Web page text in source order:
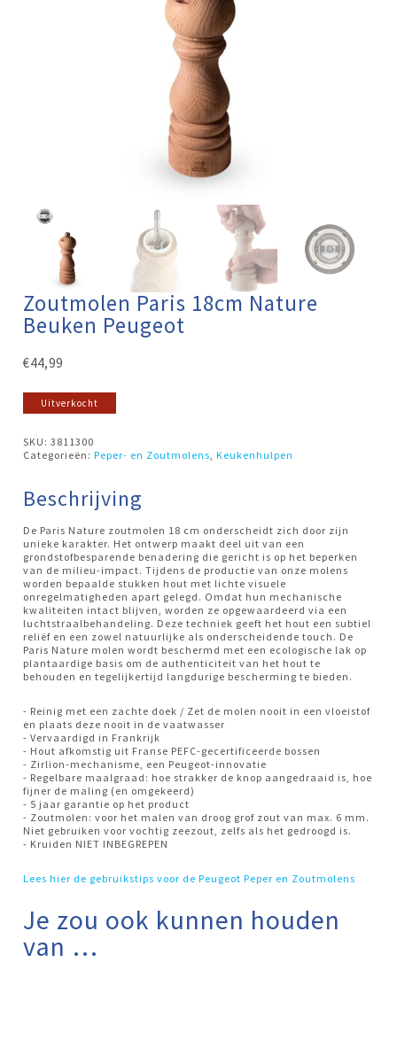
Zoutmolen Paris 18cm Nature
Beuken Peugeot
€44,99
Uitverkocht
SKU:3811300
Categorieën:Peper- en Zoutmolens ,Keukenhulpen
Beschrijving
De Paris Nature zoutmolen 18 cm onderscheidt zich door zijn
unieke karakter. Het ontwerp maakt deel uit van een
grondstofbesparende benadering die gericht is op het beperken
van de milieu-impact. Tijdens de productie van onze molens
worden bepaalde stukken hout met lichte visuele
onregelmatigheden apart gelegd. Omdat hun mechanische
kwaliteiten intact blijven, worden ze opgewaardeerd via een
luchtstraalbehandeling. Deze techniek geeft het hout een subtiel
reliëf en een zowel natuurlijke als onderscheidende touch. De
Paris Nature molen wordt beschermd met een ecologische lak op
plantaardige basis om de authenticiteit van het hout te
behouden en tegelijkertijd langdurige bescherming te bieden.
- Reinig met een zachte doek / Zet de molen nooit in een vloeistof
en plaats deze nooit in de vaatwasser
- Vervaardigd in Frankrijk
- Hout afkomstig uit Franse PEFC-gecertificeerde bossen
- Zirlion-mechanisme, een Peugeot-innovatie
- Regelbare maalgraad: hoe strakker de knop aangedraaid is, hoe
fijner de maling (en omgekeerd)
- 5 jaar garantie op het product
- Zoutmolen: voor het malen van droog grof zout van max. 6 mm.
Niet gebruiken voor vochtig zeezout, zelfs als het gedroogd is.
- Kruiden NIET INBEGREPEN
Lees hier de gebruikstips voor de Peugeot Peper en Zoutmolens
Je zou ook kunnen houden
van …